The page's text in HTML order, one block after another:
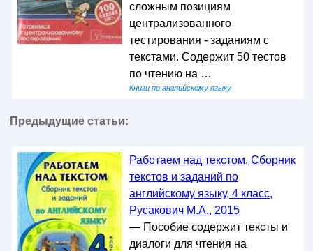
сложным позициям
централизованного
тестирования - заданиям с
текстами. Содержит 50 тестов
по чтению на …
Книги по английскому языку
Предыдущие статьи:
Работаем над текстом, Сборник
текстов и заданий по
английскому языку, 4 класс,
Русакович М.А., 2015
— Пособие содержит тексты и
диалоги для чтения на